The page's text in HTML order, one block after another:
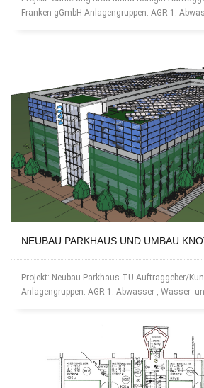
Franken gGmbH Anlagengruppen: AGR 1:
NEUBAU PARKHAUS UND UMBAU
Projekt: Neubau Parkhaus TU Auftraggeber/
Anlagengruppen: AGR 1: Abwasser-, Wasser-